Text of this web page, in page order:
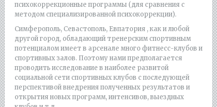
психокоррекционные программы (для сравнения с
методом специализированной психокоррекции).
Симферополь, Севастополь, Евпатория , как и любой
другой город, обладающий тренерским спортивным
потенциалом имеет в арсенале много фитнесс-клубов и
спортивных залов. Поэтому нами предполагается
проводить исследование в наиболее развитой
социальной сети спортивных клубов с последующей
перспективой внедрения полученных результатов и
открытия новых программ, интенсивов, выездных